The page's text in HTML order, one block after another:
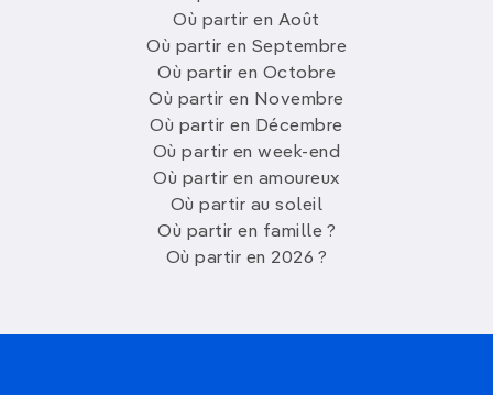
Où partir en Août
Où partir en Septembre
Où partir en Octobre
Où partir en Novembre
Où partir en Décembre
Où partir en week-end
Où partir en amoureux
Où partir au soleil
Où partir en famille ?
Où partir en 2026 ?